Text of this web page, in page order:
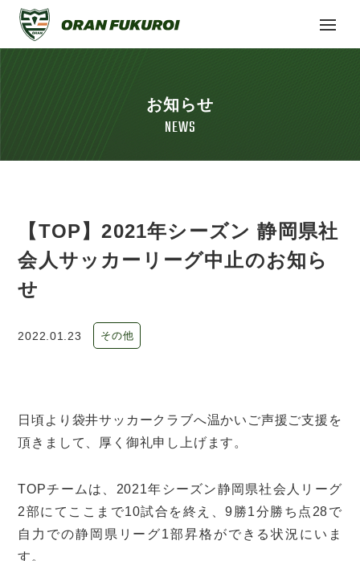
お知らせ
NEWS
【TOP】2021年シーズン 静岡県社
会人サッカーリーグ中止のお知ら
せ
2022.01.23 その他
日頃より袋井サッカークラブへ温かいご声援ご支援を
頂きまして、厚く御礼申し上げます。
TOPチームは、2021年シーズン静岡県社会人リーグ
2部にてここまで10試合を終え、9勝1分勝ち点28で
自力での静岡県リーグ1部昇格ができる状況にいま
す。